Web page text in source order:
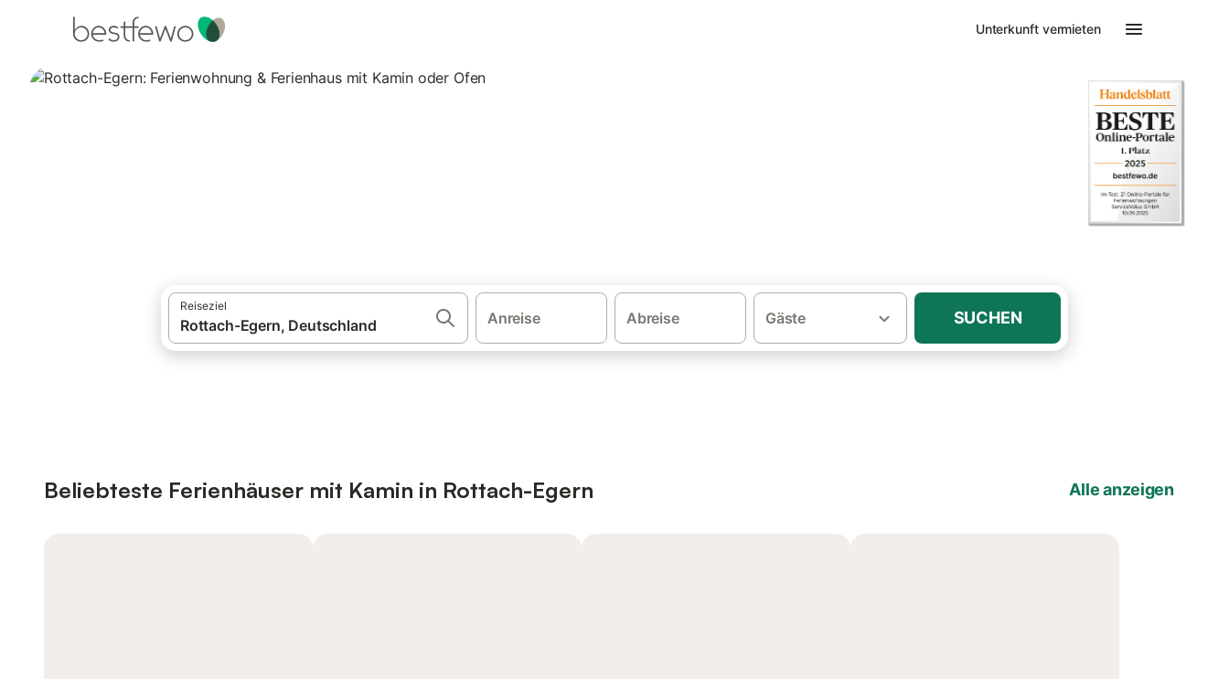
Unterkunft vermieten
Reiseziel
Anreise Abreise Gäste SUCHEN
Beliebteste Ferienhäuser mit Kamin in Rottach-Egern Alle anzeigen